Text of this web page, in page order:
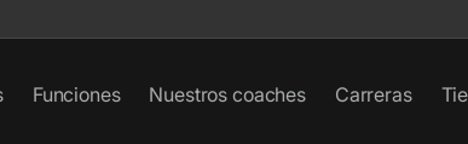
Funciones Nuestros coaches Carreras